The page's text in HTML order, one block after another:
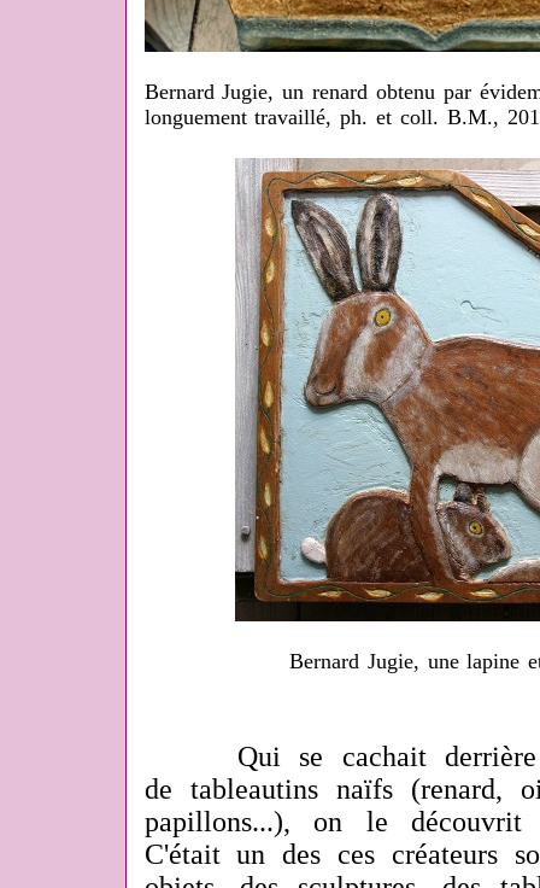
Bernard Jugie, un renard obtenu par
longuement travaillé, ph. et coll. B.M.,
Bernard Jugie, une lapine
Qui se cachait derrière
de tableautins naïfs (renard,
papillons...), on le découvrit
C'était un des ces créateurs